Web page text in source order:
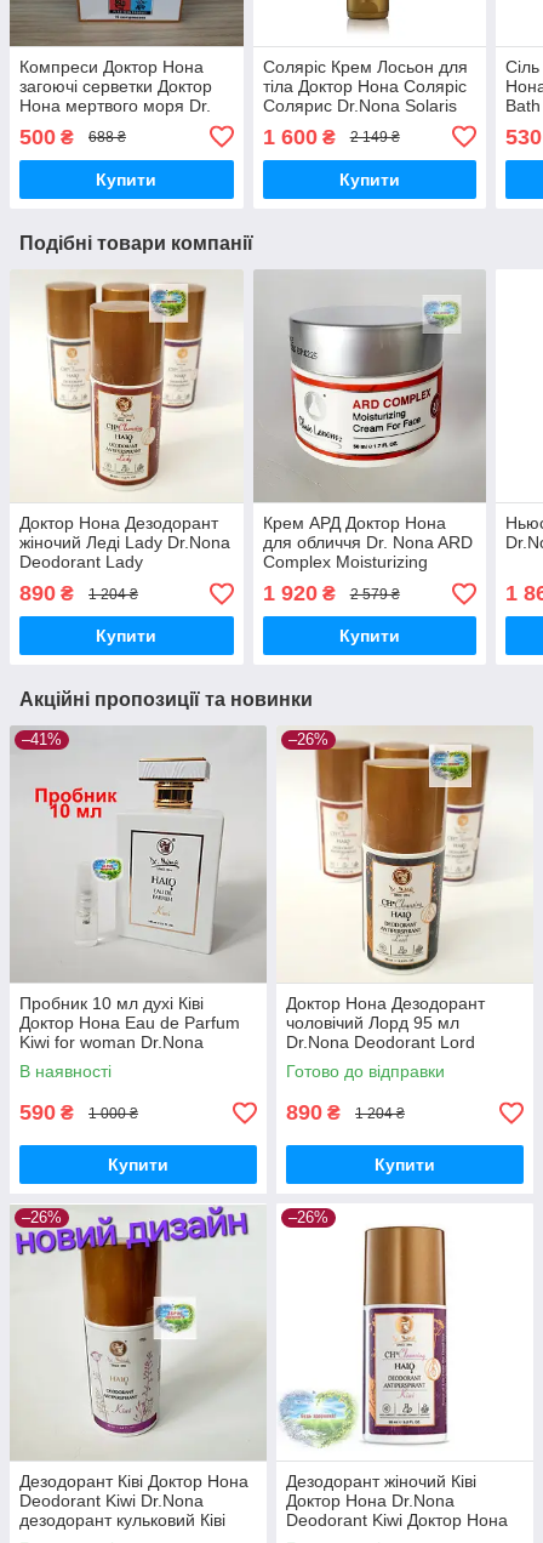
Компреси Доктор Нона
загоючі серветки Доктор
Нона мертвого моря Dr.
Compresses
500 ₴ 688 ₴
Купити
Соляріс Крем Лосьон для
тіла Доктор Нона Соляріс
Солярис Dr.Nona Solaris
1 600₴ 2 149 ₴
Купити
530
Подібні товари компанії
Доктор Нона Дезодорант
жіночий Леді Lady Dr.Nona
Deodorant Lady
Дезодорант кульковий
Доктор Нона 95 мл
890 ₴ 1 204 ₴
Купити
Крем АРД Доктор Нона
для обличчя Dr. Nona ARD
Complex Moisturizing
Cream For Face
зволожуючий крем
1 920₴ 2 579 ₴
Купити
1
Акційні пропозиції та новинки
–41%
Пробник 10 мл духі Ківі
Доктор Нона Eau de Parfum
Kiwi for woman Dr.Nona
Парфумована вода Ківі
В наявності
590 ₴ 1 000 ₴
Купити
–26%
Доктор Нона Дезодорант
чоловічий Лорд 95 мл
Dr.Nona Deodorant Lord
Доктор Нона кульковий Лорд
Готово до відправки
890 ₴ 1 204 ₴
Купити
–26%
Дезодорант Ківі Доктор Нона
Deodorant Kiwi Dr.Nona
дезодорант кульковий Ківі
–26%
Дезодорант жіночий Ківі
Доктор Нона Dr.Nona
Deodorant Kiwi Доктор Нона